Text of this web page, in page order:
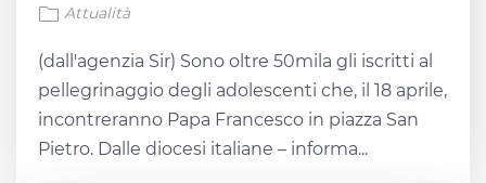
Attualità
(dall'agenzia Sir) Sono oltre 50mila gli iscritti al
pellegrinaggio degli adolescenti che, il 18 aprile,
incontreranno Papa Francesco in piazza San
Pietro. Dalle diocesi italiane – informa...